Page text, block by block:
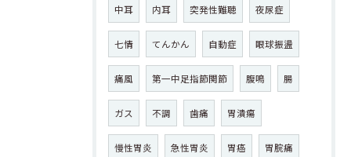
中耳 内耳 突発性難聴 夜尿症
七情 てんかん 自動症 眼球振盪
痛風 第一中足指節関節 腹鳴 腸
ガス 不調 歯痛 胃潰瘍
慢性胃炎 急性胃炎 胃癌 胃脘痛